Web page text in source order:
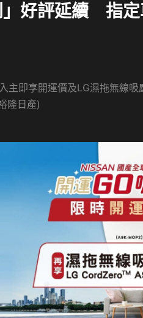
」好評延續 指
主即享開運價及LG濕拖無線
隆日產)